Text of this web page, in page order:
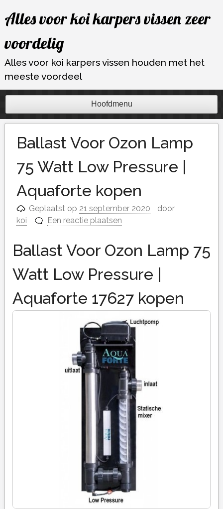
naar
inhoud
Alles voor koi karpers vissen zeer
voordelig
Alles voor koi karpers vissen houden met het
meeste voordeel
Hoofdmenu
Ballast Voor Ozon Lamp
75 Watt Low Pressure |
Aquaforte kopen
Geplaatst op 21 september 2020
door
koi
Een reactie plaatsen
Ballast Voor Ozon Lamp 75
Watt Low Pressure |
Aquaforte 17627 kopen